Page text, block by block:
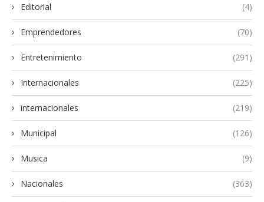
Editorial (4)
Emprendedores (70)
Entretenimiento (291)
Internacionales (225)
internacionales (219)
Municipal (126)
Musica (9)
Nacionales (363)